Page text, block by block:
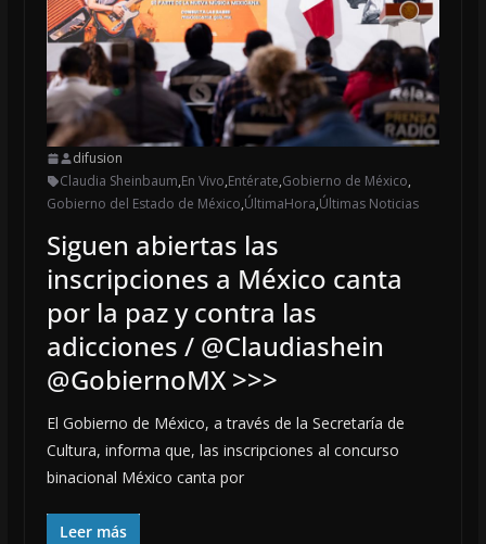
difusion
Claudia Sheinbaum,En Vivo,Entérate,Gobierno de México,
Gobierno del Estado de México,ÚltimaHora,Últimas Noticias
Siguen abiertas las
inscripciones a México canta
por la paz y contra las
adicciones / @Claudiashein
@GobiernoMX >>>
El Gobierno de México, a través de la Secretaría de
Cultura, informa que, las inscripciones al concurso
binacional México canta por
Leer más